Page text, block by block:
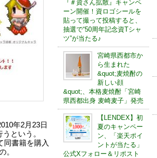
年2月23日
という。
同書籍を購入
。
『＃資さん拡散』キャンペ
ーン開催！資ロゴシールを
貼って撮って投稿すると、
抽選で“50周年記念資Tシャ
ツ”が当たる♪
宮崎県西都市か
ら生まれた
&quot;麦焼酎の
新しい顔
&quot;、本格麦焼酎「宮崎
県西都出身 麦崎麦子」発売
【LENDEX】初
夏のキャンペー
ン、「楽天ポイ
ントが当たる」
公式Xフォロー＆リポスト